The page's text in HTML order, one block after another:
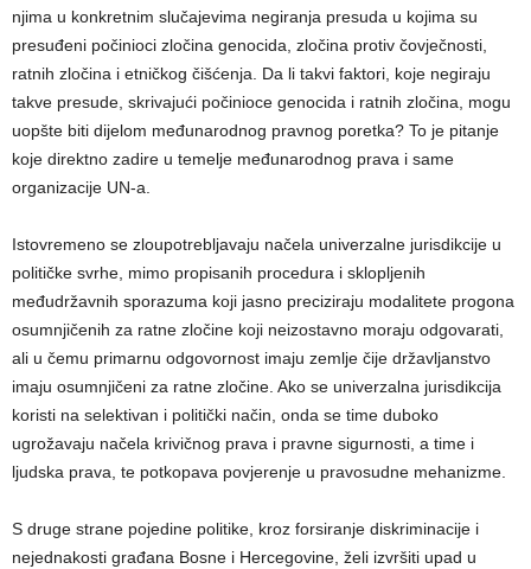
njima u konkretnim slučajevima negiranja presuda u kojima su
presuđeni počinioci zločina genocida, zločina protiv čovječnosti,
ratnih zločina i etničkog čišćenja. Da li takvi faktori, koje negiraju
takve presude, skrivajući počinioce genocida i ratnih zločina, mogu
uopšte biti dijelom međunarodnog pravnog poretka? To je pitanje
koje direktno zadire u temelje međunarodnog prava i same
organizacije UN-a.
Istovremeno se zloupotrebljavaju načela univerzalne jurisdikcije u
političke svrhe, mimo propisanih procedura i sklopljenih
međudržavnih sporazuma koji jasno preciziraju modalitete progona
osumnjičenih za ratne zločine koji neizostavno moraju odgovarati,
ali u čemu primarnu odgovornost imaju zemlje čije državljanstvo
imaju osumnjičeni za ratne zločine. Ako se univerzalna jurisdikcija
koristi na selektivan i politički način, onda se time duboko
ugrožavaju načela krivičnog prava i pravne sigurnosti, a time i
ljudska prava, te potkopava povjerenje u pravosudne mehanizme.
S druge strane pojedine politike, kroz forsiranje diskriminacije i
nejednakosti građana Bosne i Hercegovine, želi izvršiti upad u